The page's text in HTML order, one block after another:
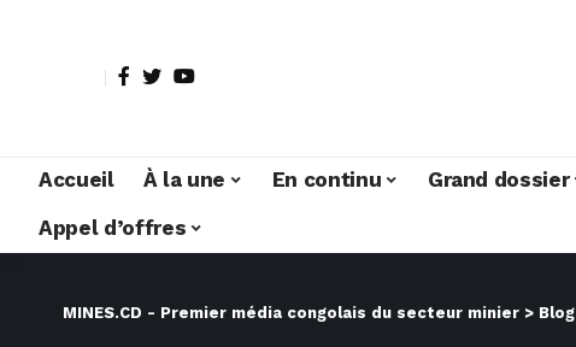
Accueil À la une En continu Grand dossier
Appel d’offres
MINES.CD - Premier média congolais du secteur minier > Blog